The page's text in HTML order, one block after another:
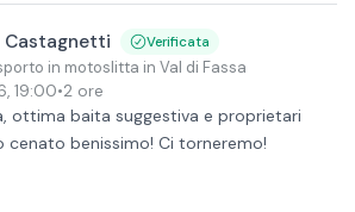
Castagnetti Verificata
in motoslitta in Val di Fassa
, 19:00•2 ore
ottima baita suggestiva e proprietari
cenato benissimo! Ci torneremo!